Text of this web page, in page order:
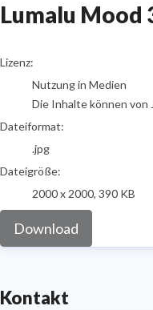
Lumalu Mood
go to media item
Lizenz:
Nutzung in Medien
Die Inhalte können von
Dateiformat:
.jpg
Dateigröße:
2000 x 2000, 390 KB
Download
Kontakt